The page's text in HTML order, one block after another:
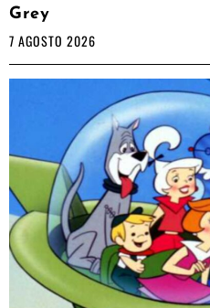
Grey
7 AGOSTO 2026